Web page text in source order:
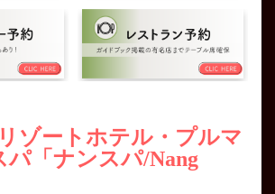
ゾートホテル・プルマ
パ「ナンスパ/Nang